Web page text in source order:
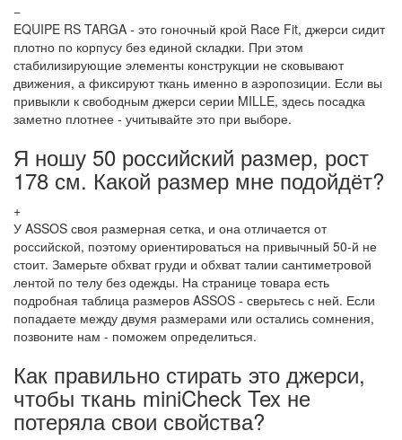
−
EQUIPE RS TARGA - это гоночный крой Race Fit, джерси сидит
плотно по корпусу без единой складки. При этом
стабилизирующие элементы конструкции не сковывают
движения, а фиксируют ткань именно в аэропозиции. Если вы
привыкли к свободным джерси серии MILLE, здесь посадка
заметно плотнее - учитывайте это при выборе.
Я ношу 50 российский размер, рост
178 см. Какой размер мне подойдёт?
+
У ASSOS своя размерная сетка, и она отличается от
российской, поэтому ориентироваться на привычный 50-й не
стоит. Замерьте обхват груди и обхват талии сантиметровой
лентой по телу без одежды. На странице товара есть
подробная таблица размеров ASSOS - сверьтесь с ней. Если
попадаете между двумя размерами или остались сомнения,
позвоните нам - поможем определиться.
Как правильно стирать это джерси,
чтобы ткань miniCheck Tex не
потеряла свои свойства?